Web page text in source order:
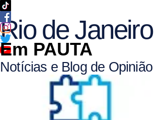
Rio de Janeiro
Em PAUTA
Notícias e Blog de Opinião